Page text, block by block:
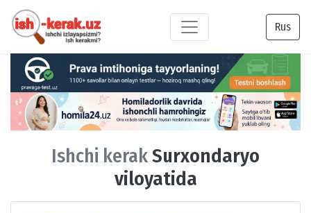
Rus
Ishchi kerakSurxondaryo
viloyatida